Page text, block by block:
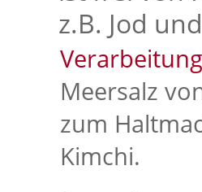
z.B. Jod
Meersalz
zum
Kimchi.